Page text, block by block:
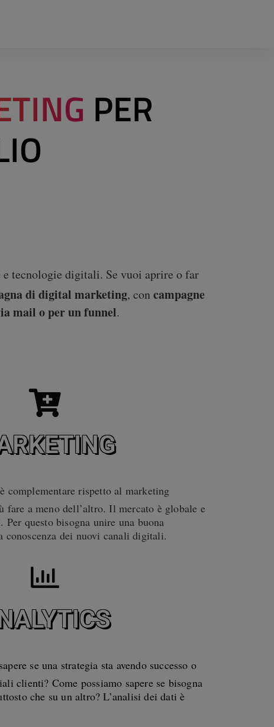
PER
tecnologie digitali. Se vuoi aprire o far
di digital marketing, concampagne
mail o per un funnel.
complementare rispetto al marketing
fare a meno dell’altro. Il mercato è globale e
questo bisogna unire una buona
conoscenza dei nuovi canali digitali.
se una strategia sta avendo successo o
clienti? Come possiamo sapere se bisogna
che su un altro? L’analisi dei dati è